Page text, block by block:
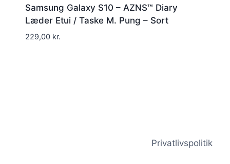
Samsung Galaxy S10 – AZNS™ Diary
Læder Etui / Taske M. Pung – Sort
229,00 kr.
Privatlivspolitik